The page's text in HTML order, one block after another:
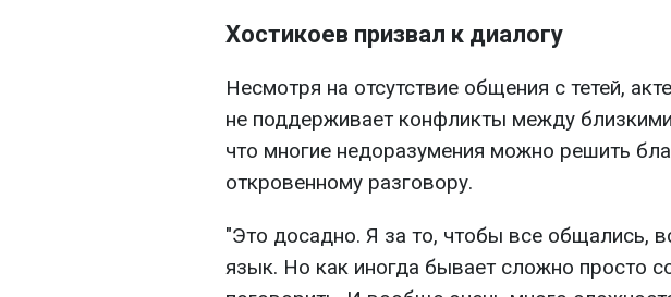
Хостикоев призвал к диалогу
Несмотря на отсутствие общения с тетей,
не поддерживает конфликты между
что многие недоразумения можно решить
откровенному разговору.
"Это досадно. Я за то, чтобы все общались,
язык. Но как иногда бывает сложно просто